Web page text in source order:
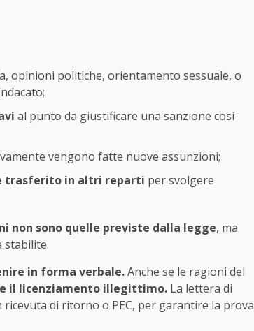
opinioni politiche, orientamento sessuale, o
al punto da giustificare una sanzione così
vengono fatte nuove assunzioni;
trasferito in altri reparti per svolgere
non sono quelle previste dalla legge, ma
stabilite.
in forma verbale.Anche se le ragioni del
il licenziamento illegittimo. La lettera di
di ritorno o PEC, per garantire la prova